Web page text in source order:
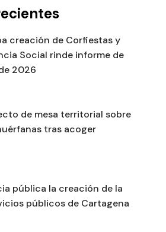
creación de Corfiestas y
Social rinde informe de
2026
de mesa territorial sobre
tras acoger
pública la creación de la
públicos de Cartagena